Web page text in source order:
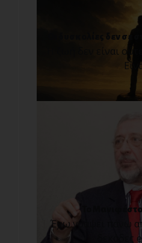
Οι δυσκολίες δεν σε
Η ζωή δεν είναι
Το
Έχω γράψει πάνω
δεκάδες